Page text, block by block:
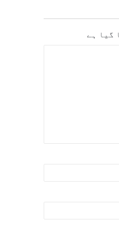
گیا ہے